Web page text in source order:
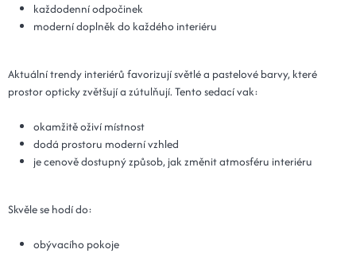
každodenní odpočinek
moderní doplněk do každého interiéru
Aktuální trendy interiérů favorizují světlé a pastelové barvy, které
prostor opticky zvětšují a zútulňují. Tento sedací vak:
okamžitě oživí místnost
dodá prostoru moderní vzhled
je cenově dostupný způsob, jak změnit atmosféru interiéru
Skvěle se hodí do:
obývacího pokoje